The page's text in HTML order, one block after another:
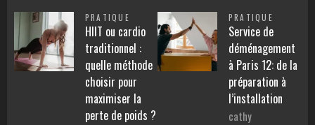
PRATIQUE
HIIT ou cardio
traditionnel :
quelle méthode
choisir pour
maximiser la
perte de poids ?
PRATIQUE
Service de
déménagement
à Paris 12: de la
préparation à
l’installation
cathy